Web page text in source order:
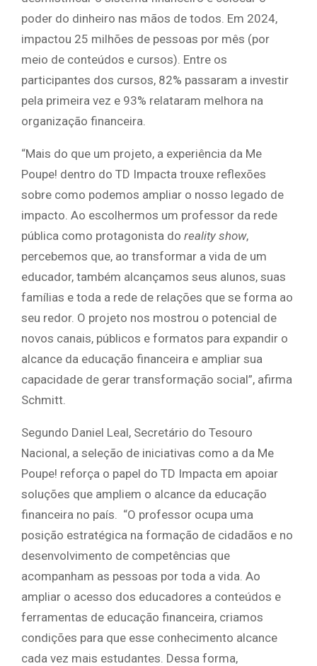
poder do dinheiro nas mãos de todos. Em 2024,
impactou 25 milhões de pessoas por mês (por
meio de conteúdos e cursos). Entre os
participantes dos cursos, 82% passaram a investir
pela primeira vez e 93% relataram melhora na
organização financeira.
“Mais do que um projeto, a experiência da Me
Poupe! dentro do TD Impacta trouxe reflexões
sobre como podemos ampliar o nosso legado de
impacto. Ao escolhermos um professor da rede
pública como protagonista do reality show,
percebemos que, ao transformar a vida de um
educador, também alcançamos seus alunos, suas
famílias e toda a rede de relações que se forma ao
seu redor. O projeto nos mostrou o potencial de
novos canais, públicos e formatos para expandir o
alcance da educação financeira e ampliar sua
capacidade de gerar transformação social”, afirma
Schmitt.
Segundo Daniel Leal, Secretário do Tesouro
Nacional, a seleção de iniciativas como a da Me
Poupe! reforça o papel do TD Impacta em apoiar
soluções que ampliem o alcance da educação
financeira no país. “O professor ocupa uma
posição estratégica na formação de cidadãos e no
desenvolvimento de competências que
acompanham as pessoas por toda a vida. Ao
ampliar o acesso dos educadores a conteúdos e
ferramentas de educação financeira, criamos
condições para que esse conhecimento alcance
cada vez mais estudantes. Dessa forma,